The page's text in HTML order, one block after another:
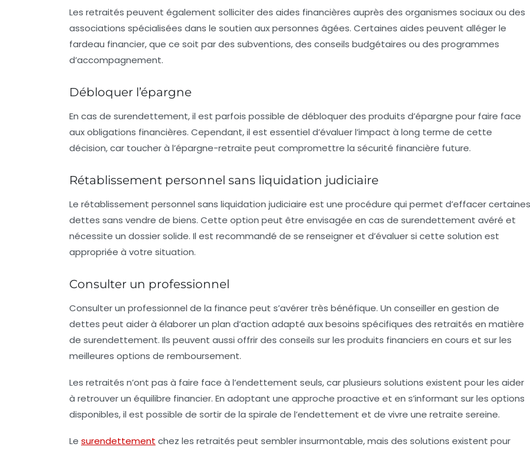
Les retraités peuvent également solliciter des aides financières auprès des organismes sociaux ou des
associations spécialisées dans le soutien aux personnes âgées. Certaines aides peuvent alléger le
fardeau financier, que ce soit par des subventions, des conseils budgétaires ou des programmes
d’accompagnement.
Débloquer l’épargne
En cas de surendettement, il est parfois possible de débloquer des produits d’épargne pour faire face
aux obligations financières. Cependant, il est essentiel d’évaluer l’impact à long terme de cette
décision, car toucher à l’épargne-retraite peut compromettre la sécurité financière future.
Rétablissement personnel sans liquidation judiciaire
Le rétablissement personnel sans liquidation judiciaire est une procédure qui permet d’effacer certaines
dettes sans vendre de biens. Cette option peut être envisagée en cas de surendettement avéré et
nécessite un dossier solide. Il est recommandé de se renseigner et d’évaluer si cette solution est
appropriée à votre situation.
Consulter un professionnel
Consulter un professionnel de la finance peut s’avérer très bénéfique. Un conseiller en gestion de
dettes peut aider à élaborer un plan d’action adapté aux besoins spécifiques des retraités en matière
de surendettement. Ils peuvent aussi offrir des conseils sur les produits financiers en cours et sur les
meilleures options de remboursement.
Les retraités n’ont pas à faire face à l’endettement seuls, car plusieurs solutions existent pour les aider
à retrouver un équilibre financier. En adoptant une approche proactive et en s’informant sur les options
disponibles, il est possible de sortir de la spirale de l’endettement et de vivre une retraite sereine.
Le surendettement chez les retraités peut sembler insurmontable, mais des solutions existent pour